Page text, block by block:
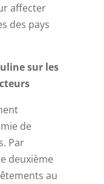
affecter
des pays
sur les
de
Par
deuxième
au